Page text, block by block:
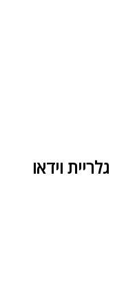
גלריית וידאו